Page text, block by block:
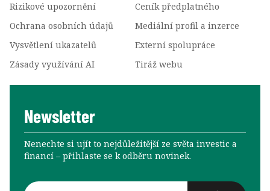
Rizikové upozornění
Ochrana osobních údajů
Vysvětlení ukazatelů
Zásady využívání AI
Ceník předplatného
Mediální profil a inzerce
Externí spolupráce
Tiráž webu
Newsletter
Nenechte si ujít to nejdůležitější ze světa investic a
financí –⁠⁠⁠⁠⁠⁠ přihlaste se k odběru novinek.